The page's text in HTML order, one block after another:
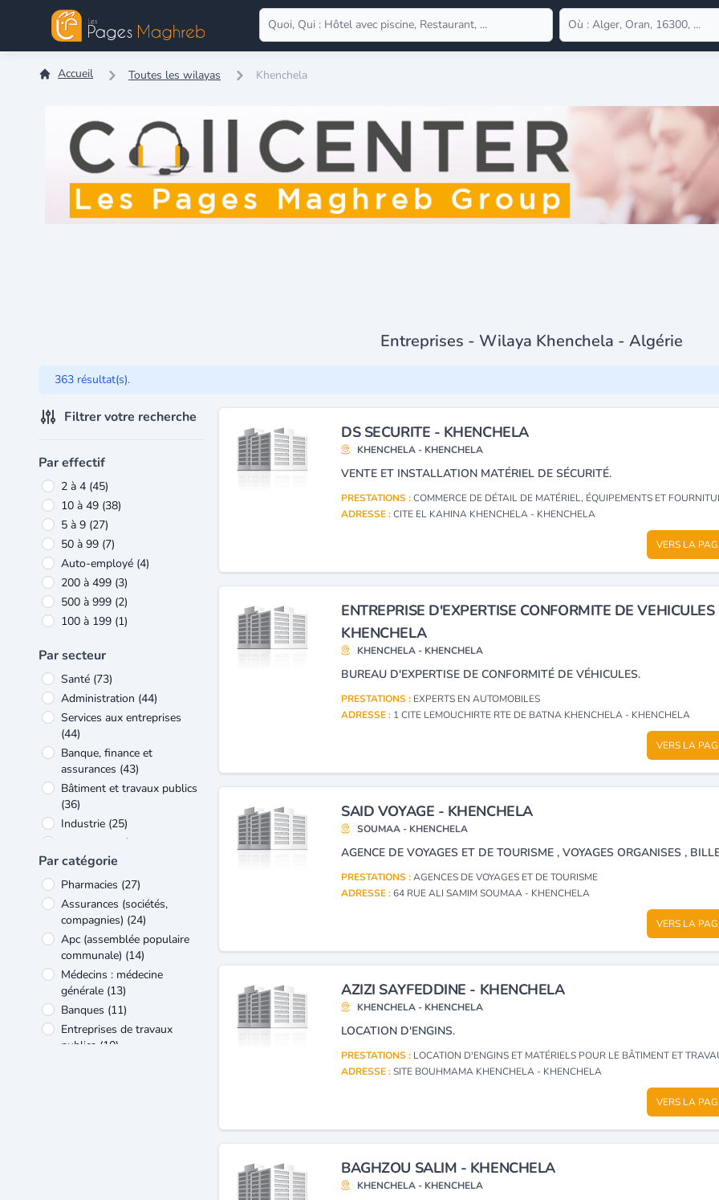
Accueil Toutes les wilayas Khenchela
Entreprises - Wilaya Khenchela - Algérie
363 résultat(s).
Filtrer votre recherche
Par effectif
2 à 4 (45)
10 à 49 (38)
5 à 9 (27)
50 à 99 (7)
Auto-employé (4)
200 à 499 (3)
500 à 999 (2)
100 à 199 (1)
Par secteur
Santé (73)
Administration (44)
Services aux entreprises
(44)
Banque, finance et
assurances (43)
Bâtiment et travaux publics
(36)
Industrie (25)
Verre et matériaux de
construction
Construction mécanique et
industrie - équipements
Véhicules et matériels de
transport
(18)
Commerce (16)
Par catégorie
Pharmacies (27)
Assurances (sociétés,
compagnies) (24)
Apc (assemblée populaire
communale) (14)
Médecins : médecine
générale (13)
Banques (11)
Entreprises de travaux
publics (10)
DS SECURITE - KHENCHELA
KHENCHELA - KHENCHELA
VENTE ET INSTALLATION MATÉRIEL DE SÉCURITÉ.
PRESTATIONS :COMMERCE DE DÉTAIL DE MATÉRIEL, ÉQUIPEMENTS ET FOURNITURES DE PROTECTION ET DE SÉCURITÉ, LEURS PIÈCES DÉTACHÉES ET
ADRESSE :CITE EL KAHINA KHENCHELA - KHENCHELA
VERS LA
ENTREPRISE D'EXPERTISE CONFORMITE DE
KHENCHELA
KHENCHELA - KHENCHELA
BUREAU D'EXPERTISE DE CONFORMITÉ DE VÉHICULES.
PRESTATIONS : EXPERTS EN AUTOMOBILES
ADRESSE : 1 CITE LEMOUCHIRTE RTE DE BATNA KHENCHELA - KHENCHELA
VERS LA
SAID VOYAGE - KHENCHELA
SOUMAA - KHENCHELA
PRESTATIONS :AGENCES DE VOYAGES ET DE TOURISME
ADRESSE :64 RUE ALI SAMIM SOUMAA - KHENCHELA
VERS LA
AZIZI SAYFEDDINE - KHENCHELA
KHENCHELA - KHENCHELA
LOCATION D'ENGINS.
PRESTATIONS : LOCATION D'ENGINS ET MATÉRIELS POUR LE BÂTIMENT ET TRAVAUX
ADRESSE :SITE BOUHMAMA KHENCHELA - KHENCHELA
VERS LA
BAGHZOU SALIM - KHENCHELA
KHENCHELA - KHENCHELA